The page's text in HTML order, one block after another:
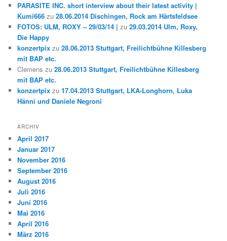
PARASITE INC. short interview about their latest activity |
Kumi666 zu28.06.2014 Dischingen, Rock am Härtsfeldsee
FOTOS: ULM, ROXY – 29/03/14 | zu29.03.2014 Ulm, Roxy,
Die Happy
konzertpix zu28.06.2013 Stuttgart, Freilichtbühne Killesberg
mit BAP etc.
Clemens zu28.06.2013 Stuttgart, Freilichtbühne Killesberg
mit BAP etc.
konzertpix zu17.04.2013 Stuttgart, LKA-Longhorn, Luka
Hänni und Daniele Negroni
ARCHIV
April 2017
Januar 2017
November 2016
September 2016
August 2016
Juli 2016
Juni 2016
Mai 2016
April 2016
März 2016